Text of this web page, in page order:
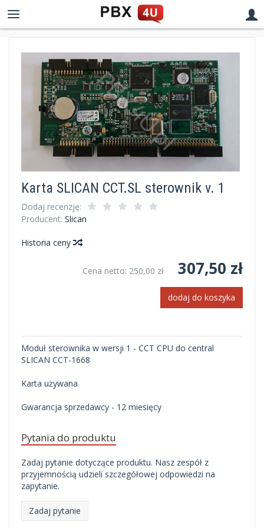
Karta SLICAN CCT.SL sterownik v. 1
Dodaj recenzję:
Producent: Slican
Historia ceny
Cena netto: 250,00 zł 307,50 zł
dodaj do koszyka
Moduł sterownika w wersji 1 - CCT CPU do central
SLICAN CCT-1668
Karta używana
Gwarancja sprzedawcy - 12 miesięcy
Pytania do produktu
Zadaj pytanie dotyczące produktu. Nasz zespół z
przyjemnością udzieli szczegółowej odpowiedzi na
zapytanie.
Zadaj pytanie